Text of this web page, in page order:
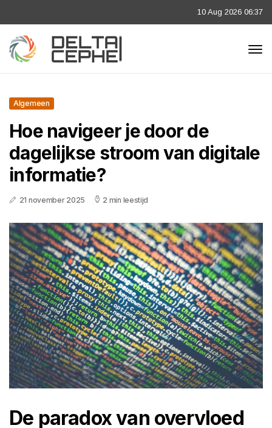
10 Aug 2026 06:37
Algemeen
Hoe navigeer je door de
dagelijkse stroom van digitale
informatie?
21 november 2025 2 min leestijd
De paradox van overvloed